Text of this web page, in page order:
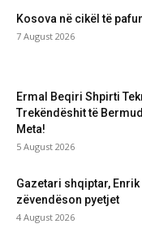
Kosova në cikël të
7 August 2026
Ermal Beqiri Shpirti
Trekëndëshit të
Meta!
5 August 2026
Gazetari shqiptar,
zëvendëson pyetjet
4 August 2026